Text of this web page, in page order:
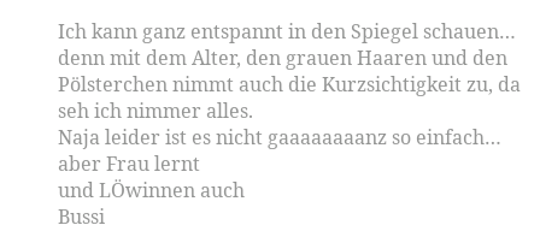
Ich kann ganz entspannt in den Spiegel schauen…
denn mit dem Alter, den grauen Haaren und den
Pölsterchen nimmt auch die Kurzsichtigkeit zu, da
seh ich nimmer alles.
Naja leider ist es nicht gaaaaaaaanz so einfach…
aber Frau lernt
und LÖwinnen auch
Bussi